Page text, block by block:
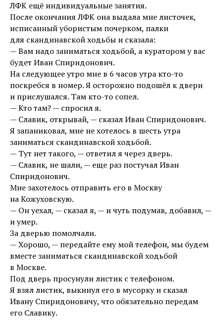
ЛФК ещё индивидуальные занятия.
После окончания ЛФК она выдала мне листочек,
исписанный убористым почерком, палки
для скандинавской ходьбы и сказала:
— Вам надо заниматься ходьбой, а куратором у вас
будет Иван Спиридонович.
На следующее утро мне в 6 часов утра кто-то
поскребся в номер. Я осторожно подошёл к двери
и прислушался. Там кто-то сопел.
— Кто там? — спросил я.
— Славик, открывай, — сказал Иван Спиридонович.
Я запаниковал, мне не хотелось в шесть утра
заниматься скандинавской ходьбой.
— Тут нет такого, — ответил я через дверь.
— Славик, не шали, — еще раз постучал Иван
Спиридонович.
Мне захотелось отправить его в Москву
на Кожуховскую.
— Он уехал, — сказал я, — и чуть подумав, добавил, —
и умер.
За дверью помолчали.
— Хорошо, — передайте ему мой телефон, мы будем
вместе заниматься скандинавской ходьбой
в Москве.
Под дверь просунули листик с телефоном.
Я взял листик, выкинул его в мусорку и сказал
Ивану Спиридоновичу, что обязательно передам
его Славику.